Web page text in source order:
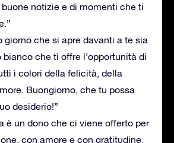
notizie e di momenti che ti
giorno che si apre davanti a te sia
che ti offre l’opportunità di
i colori della felicità, della
Buongiorno, che tu possa
desiderio!”
è un dono che ci viene offerto per
con amore e con gratitudine.